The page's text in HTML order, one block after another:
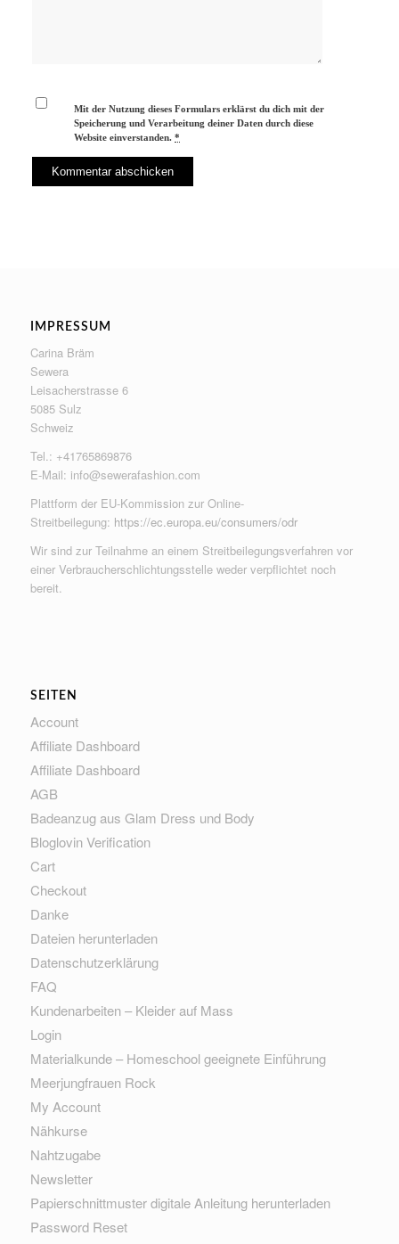
Mit der Nutzung dieses Formulars erklärst du dich mit der
Speicherung und Verarbeitung deiner Daten durch diese
Website einverstanden.*
IMPRESSUM
Carina Bräm
Sewera
Leisacherstrasse 6
5085 Sulz
Schweiz
Tel.: +41765869876
E-Mail: info@sewerafashion.com
Plattform der EU-Kommission zur Online-
Streitbeilegung: https://ec.europa.eu/consumers/odr
Wir sind zur Teilnahme an einem Streitbeilegungsverfahren vor
einer Verbraucherschlichtungsstelle weder verpflichtet noch
bereit.
SEITEN
Account
Affiliate Dashboard
Affiliate Dashboard
AGB
Badeanzug aus Glam Dress und Body
Bloglovin Verification
Cart
Checkout
Danke
Dateien herunterladen
Datenschutzerklärung
FAQ
Kundenarbeiten – Kleider auf Mass
Login
Materialkunde – Homeschool geeignete Einführung
Meerjungfrauen Rock
My Account
Nähkurse
Nahtzugabe
Newsletter
Papierschnittmuster digitale Anleitung herunterladen
Password Reset